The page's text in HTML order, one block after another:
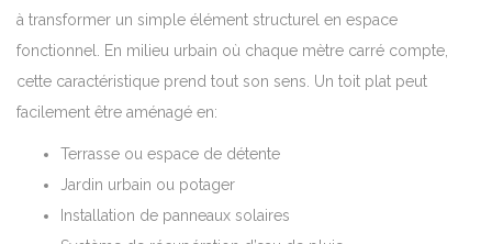
à transformer un simple élément structurel en espace
fonctionnel. En milieu urbain où chaque mètre carré compte,
cette caractéristique prend tout son sens. Un toit plat peut
facilement être aménagé en:
Terrasse ou espace de détente
Jardin urbain ou potager
Installation de panneaux solaires